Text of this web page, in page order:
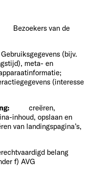
Bezoekers van de
Gebruiksgegevens (bijv.
meta- en
(interesse
creëren,
inhoud, opslaan en
van landingspagina’s,
belang
f) AVG